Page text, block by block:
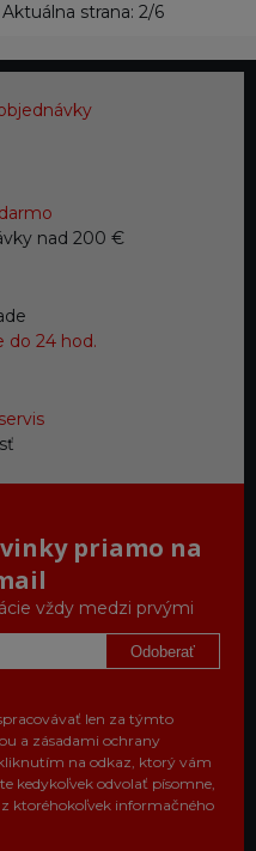
strana: 2/6
nad 200 €
do 24 hod.
priamo na
vždy medzi prvými
Odoberať
len za týmto
a zásadami ochrany
na odkaz, ktorý vám
kedykoľvek odvolať písomne,
ktoréhokoľvek informačného